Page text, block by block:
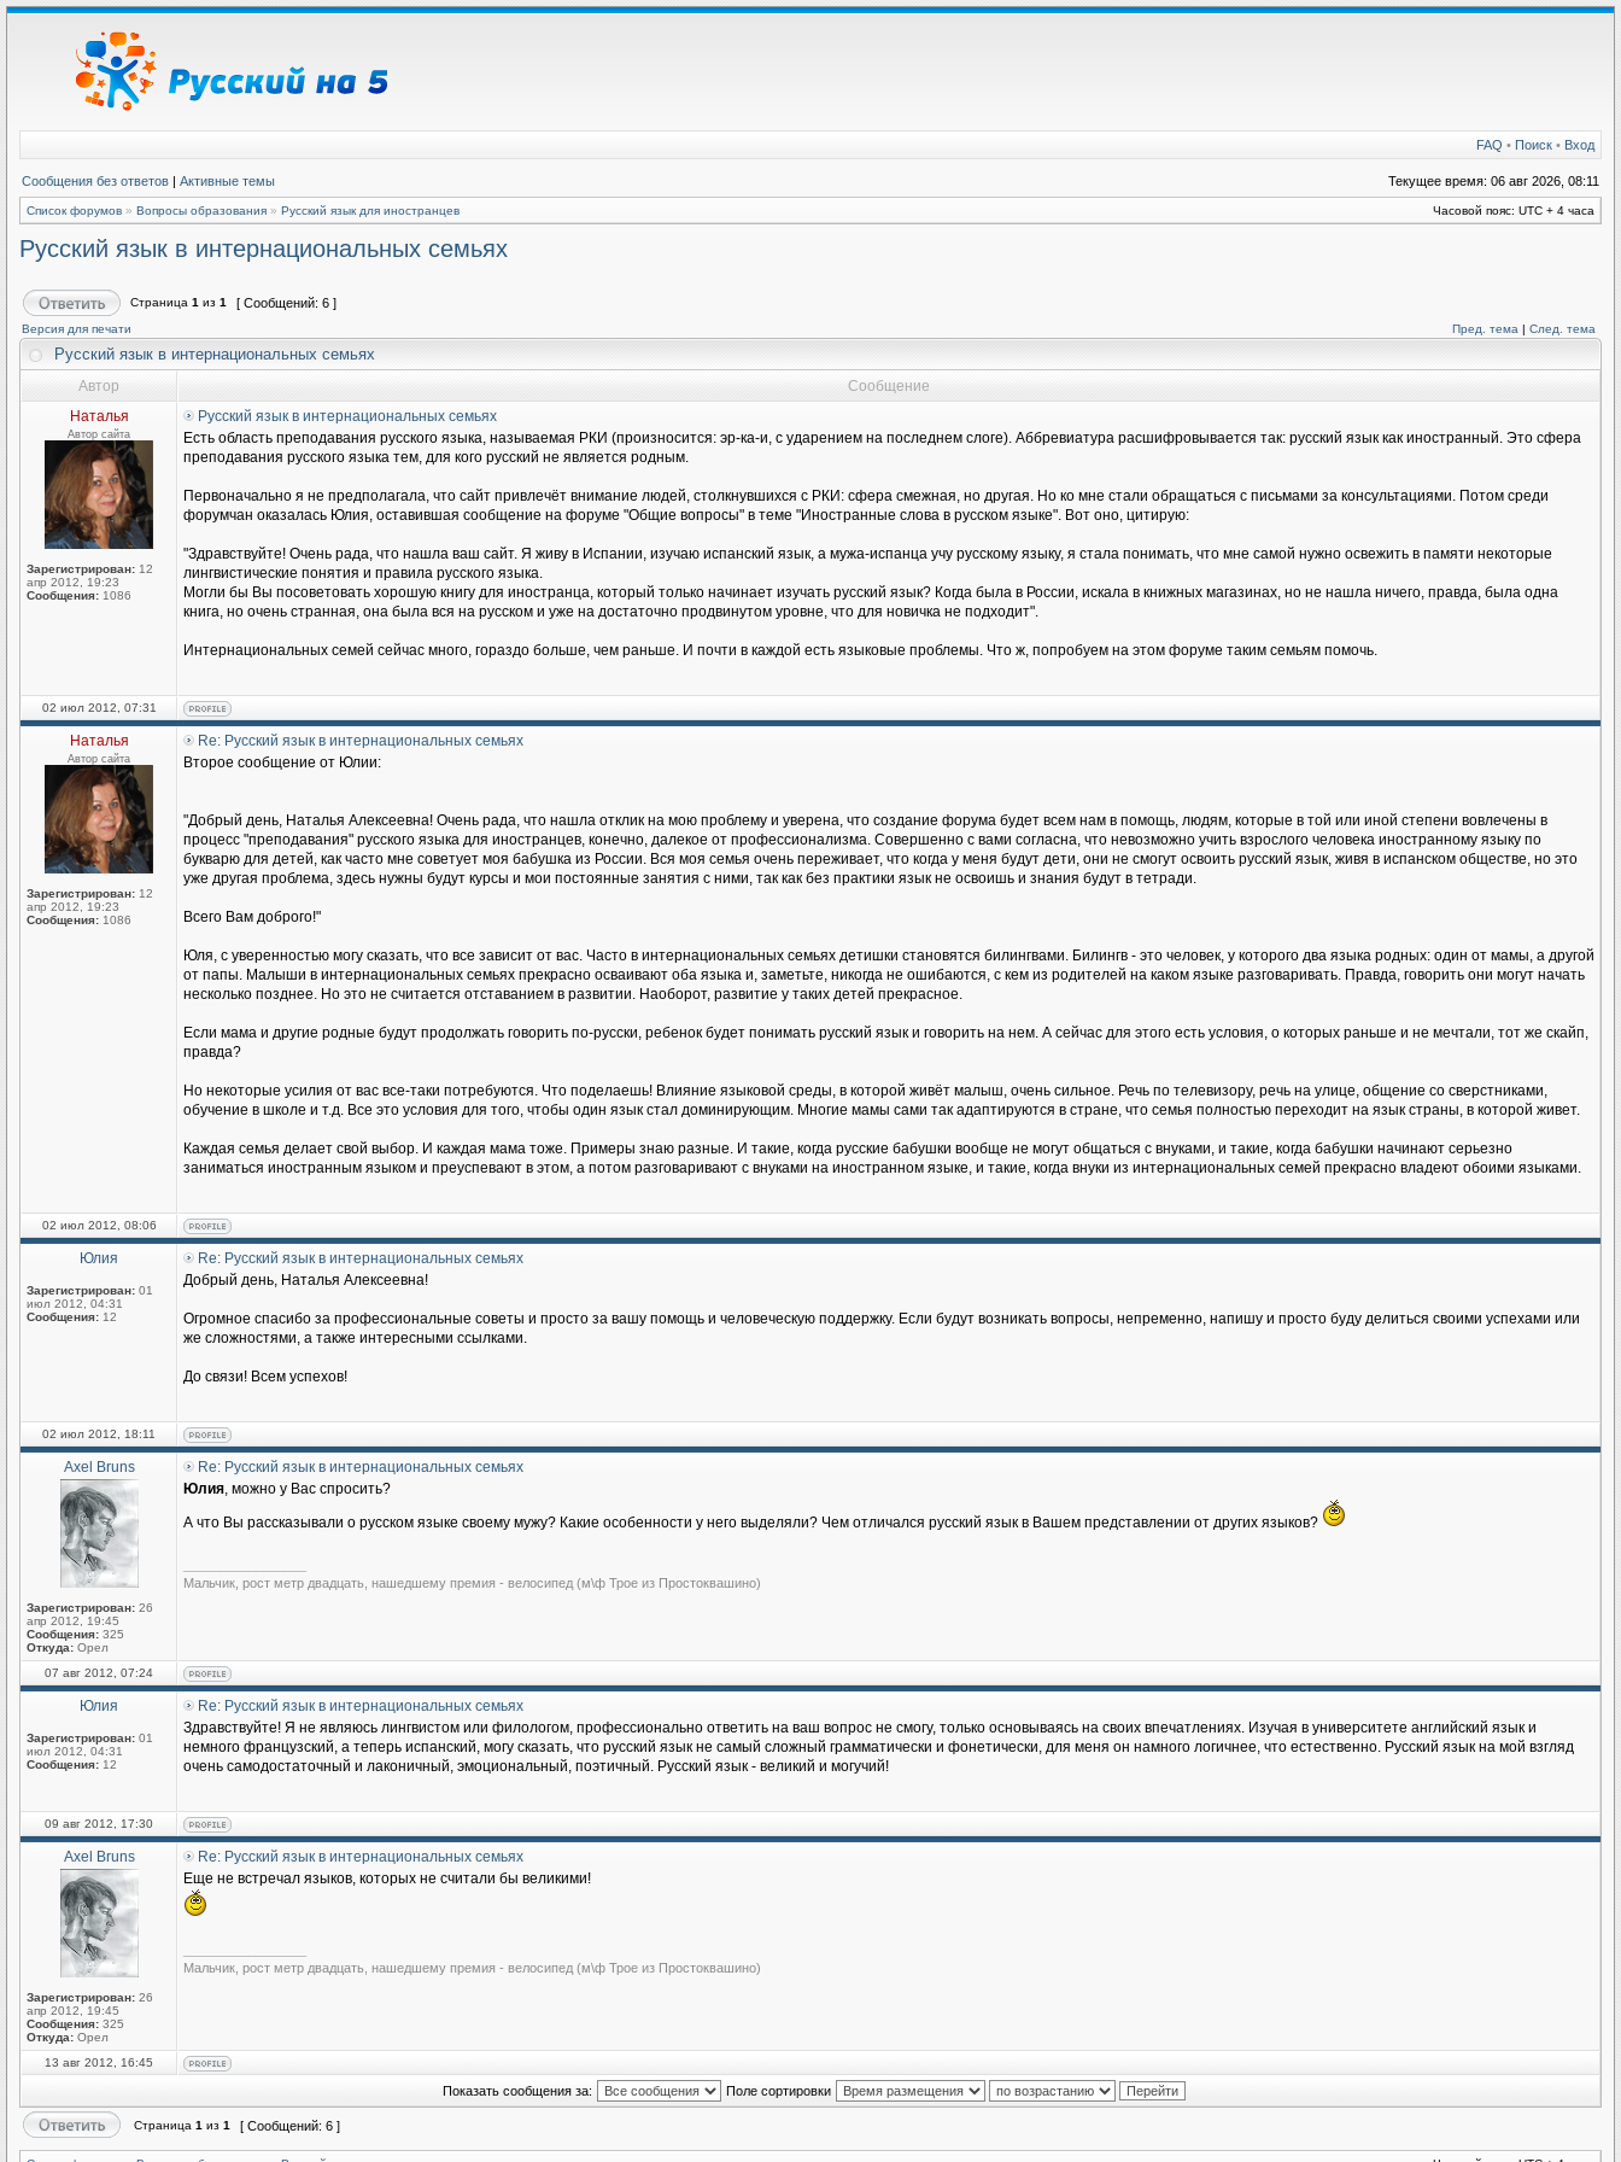
FAQ • Поиск • Вход
Сообщения без ответов | Активные темы Текущее время: 06 авг 2026, 08:11
Список форумов » Вопросы образования » Русский язык для иностранцев Часовой пояс: UTC + 4 часа
Русский язык в интернациональных семьях
Страница 1 из 1 [ Сообщений: 6 ]
Версия для печати Пред. тема | След. тема
Русский язык в интернациональных семьях
Автор
Сообщение
Наталья
Автор сайта
Зарегистрирован: 12
апр 2012, 19:23
Сообщения: 1086
Русский язык в интернациональных семьях
Есть область преподавания русского языка, называемая РКИ (произносится: эр-ка-и, с ударением на последнем слоге). Аббревиатура расшифровывается так: русский язык как иностранный. Это сфера
преподавания русского языка тем, для кого русский не является родным.
Первоначально я не предполагала, что сайт привлечёт внимание людей, столкнувшихся с РКИ: сфера смежная, но другая. Но ко мне стали обращаться с письмами за консультациями. Потом среди
форумчан оказалась Юлия, оставившая сообщение на форуме "Общие вопросы" в теме "Иностранные слова в русском языке". Вот оно, цитирую:
"Здравствуйте! Очень рада, что нашла ваш сайт. Я живу в Испании, изучаю испанский язык, а мужа-испанца учу русскому языку, я стала понимать, что мне самой нужно освежить в памяти некоторые
лингвистические понятия и правила русского языка.
Могли бы Вы посоветовать хорошую книгу для иностранца, который только начинает изучать русский язык? Когда была в России, искала в книжных магазинах, но не нашла ничего, правда, была одна
книга, но очень странная, она была вся на русском и уже на достаточно продвинутом уровне, что для новичка не подходит".
Интернациональных семей сейчас много, гораздо больше, чем раньше. И почти в каждой есть языковые проблемы. Что ж, попробуем на этом форуме таким семьям помочь.
02 июл 2012, 07:31
Наталья
Автор сайта
Зарегистрирован: 12
апр 2012, 19:23
Сообщения: 1086
Re: Русский язык в интернациональных семьях
Второе сообщение от Юлии:
"Добрый день, Наталья Алексеевна! Очень рада, что нашла отклик на мою проблему и уверена, что создание форума будет всем нам в помощь, людям, которые в той или иной степени вовлечены в
процесс "преподавания" русского языка для иностранцев, конечно, далекое от профессионализма. Совершенно с вами согласна, что невозможно учить взрослого человека иностранному языку по
букварю для детей, как часто мне советует моя бабушка из России. Вся моя семья очень переживает, что когда у меня будут дети, они не смогут освоить русский язык, живя в испанском обществе, но это
уже другая проблема, здесь нужны будут курсы и мои постоянные занятия с ними, так как без практики язык не освоишь и знания будут в тетради.
Всего Вам доброго!"
Юля, с уверенностью могу сказать, что все зависит от вас. Часто в интернациональных семьях детишки становятся билингвами. Билингв - это человек, у которого два языка родных: один от мамы, а другой
от папы. Малыши в интернациональных семьях прекрасно осваивают оба языка и, заметьте, никогда не ошибаются, с кем из родителей на каком языке разговаривать. Правда, говорить они могут начать
несколько позднее. Но это не считается отставанием в развитии. Наоборот, развитие у таких детей прекрасное.
Если мама и другие родные будут продолжать говорить по-русски, ребенок будет понимать русский язык и говорить на нем. А сейчас для этого есть условия, о которых раньше и не мечтали, тот же скайп,
правда?
Но некоторые усилия от вас все-таки потребуются. Что поделаешь! Влияние языковой среды, в которой живёт малыш, очень сильное. Речь по телевизору, речь на улице, общение со сверстниками,
обучение в школе и т.д. Все это условия для того, чтобы один язык стал доминирующим. Многие мамы сами так адаптируются в стране, что семья полностью переходит на язык страны, в которой живет.
Каждая семья делает свой выбор. И каждая мама тоже. Примеры знаю разные. И такие, когда русские бабушки вообще не могут общаться с внуками, и такие, когда бабушки начинают серьезно
заниматься иностранным языком и преуспевают в этом, а потом разговаривают с внуками на иностранном языке, и такие, когда внуки из интернациональных семей прекрасно владеют обоими языками.
02 июл 2012, 08:06
Юлия
Зарегистрирован: 01
июл 2012, 04:31
Сообщения: 12
Re: Русский язык в интернациональных семьях
Добрый день, Наталья Алексеевна!
Огромное спасибо за профессиональные советы и просто за вашу помощь и человеческую поддержку. Если будут возникать вопросы, непременно, напишу и просто буду делиться своими успехами или
же сложностями, а также интересными ссылками.
До связи! Всем успехов!
02 июл 2012, 18:11
Axel Bruns
Зарегистрирован: 26
апр 2012, 19:45
Сообщения: 325
Откуда: Орел
Re: Русский язык в интернациональных семьях
Юлия, можно у Вас спросить?
А что Вы рассказывали о русском языке своему мужу? Какие особенности у него выделяли? Чем отличался русский язык в Вашем представлении от других языков?
Мальчик, рост метр двадцать, нашедшему премия - велосипед (м\ф Трое из Простоквашино)
07 авг 2012, 07:24
Юлия
Зарегистрирован: 01
июл 2012, 04:31
Сообщения: 12
Re: Русский язык в интернациональных семьях
Здравствуйте! Я не являюсь лингвистом или филологом, профессионально ответить на ваш вопрос не cмогу, только основываясь на своих впечатлениях. Изучая в университете английский язык и
немного французский, а теперь испанский, могу сказать, что русский язык не самый сложный грамматически и фонетически, для меня он намного логичнее, что естественно. Русский язык на мой взгляд
очень самодостаточный и лаконичный, эмоциональный, поэтичный. Русский язык - великий и могучий!
09 авг 2012, 17:30
Axel Bruns
Зарегистрирован: 26
апр 2012, 19:45
Сообщения: 325
Откуда: Орел
Re: Русский язык в интернациональных семьях
Еще не встречал языков, которых не считали бы великими!
Мальчик, рост метр двадцать, нашедшему премия - велосипед (м\ф Трое из Простоквашино)
13 авг 2012, 16:45
Показать сообщения за: Поле сортировки
Страница 1 из 1 [ Сообщений: 6 ]